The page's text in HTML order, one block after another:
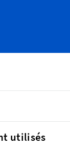
utilisés